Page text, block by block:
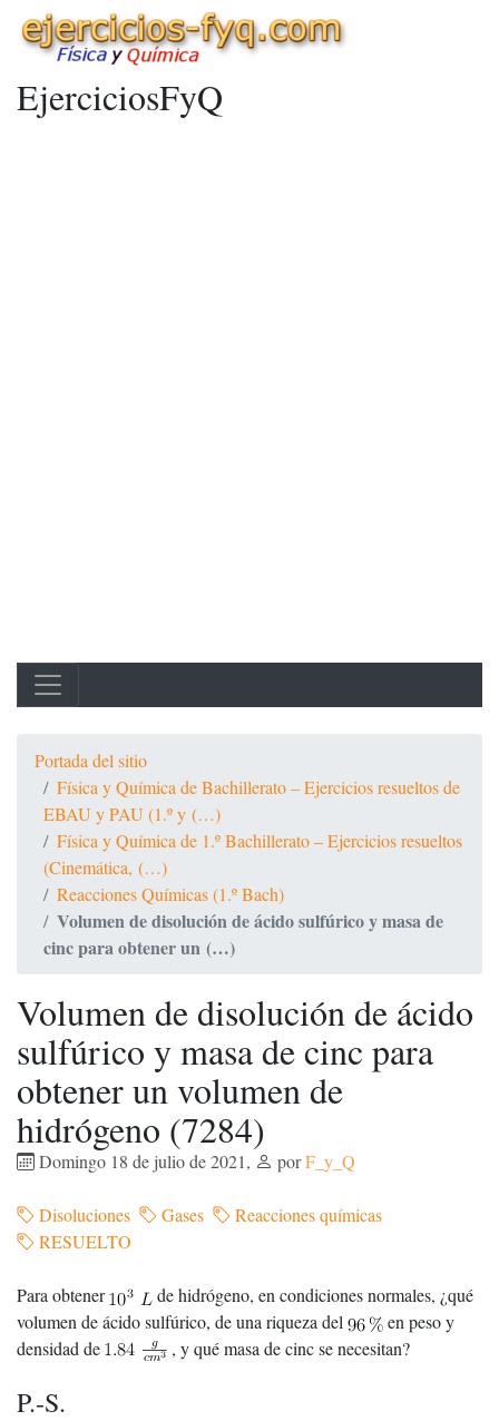
EjerciciosFyQ
Portada del sitio
Física y Química de Bachillerato – Ejercicios resueltos de
EBAU y PAU (1.º y (…)
Física y Química de 1.º Bachillerato – Ejercicios resueltos
(Cinemática, (…)
Reacciones Químicas (1.º Bach)
Volumen de disolución de ácido sulfúrico y masa de
cinc para obtener un (…)
Volumen de disolución de ácido
sulfúrico y masa de cinc para
obtener un volumen de
hidrógeno (7284)
Domingo 18 de julio de 2021, porF_y_Q
Disoluciones Gases
Reacciones químicas
RESUELTO
Para obtener
de hidrógeno, en condiciones normales, ¿qué
volumen de ácido sulfúrico, de una riqueza del
en peso y
densidad de
, y qué masa de cinc se necesitan?
P.-S.